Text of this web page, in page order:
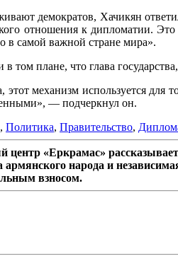
демократов, Хачикян
отношения к дипломатии.
в самой важной стране мира».
плане, что глава
механизм используется
— подчеркнул он.
, Политика, Правительство,
«Еркрамас»
армянского народа и
взносом.